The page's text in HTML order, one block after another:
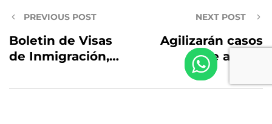
PREVIOUS POST
Boletin de Visas
de Inmigración,
NEXT POST
Agilizarán casos
de asilo y
deportación